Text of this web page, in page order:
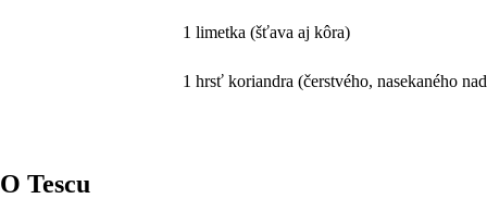
1 limetka (šťava aj kôra)
1 hrsť koriandra (čerstvého, nasekaného
O Tescu